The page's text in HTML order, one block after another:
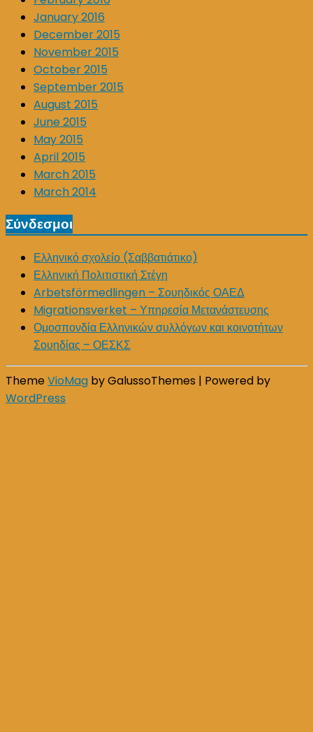
January 2016
December 2015
November 2015
October 2015
September 2015
August 2015
June 2015
May 2015
April 2015
March 2015
March 2014
Σύνδεσμοι
Ελληνικό σχολείο (Σαββατιάτικο)
Ελληνική Πολιτιστική Στέγη
Arbetsförmedlingen – Σουηδικός ΟΑΕΔ
Migrationsverket – Υπηρεσία Μετανάστευσης
Ομοσπονδία Ελληνικών συλλόγων και κοινοτήτων
Σουηδίας – ΟΕΣΚΣ
ThemeVioMag by GalussoThemes | Powered by
WordPress